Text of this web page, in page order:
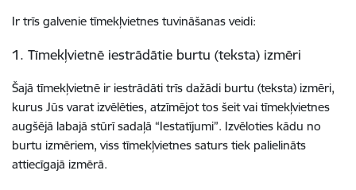
Ir trīs galvenie tīmekļvietnes tuvināšanas veidi:
1. Tīmekļvietnē iestrādātie burtu (teksta) izmēri
Šajā tīmekļvietnē ir iestrādāti trīs dažādi burtu (teksta) izmēri,
kurus Jūs varat izvēlēties, atzīmējot tos šeit vai tīmekļvietnes
augšējā labajā stūrī sadaļā “Iestatījumi”. Izvēloties kādu no
burtu izmēriem, viss tīmekļvietnes saturs tiek palielināts
attiecīgajā izmērā.